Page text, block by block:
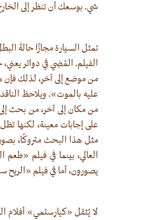
شي. بوسعك أن تنظر إلى
تمثل السيارة مجازًا حالةَ
الفيلم. المُضِي في دوائر يعني،
من موضع إلى آخر، لذلك فإن
عليه بالموت». ويلاحظ
من مكان إلى آخر، من بحث
على إجابات معينة، لكنها
مثل هذا البحث متروكًا،
العالي، بينما في فيلم
يصورون، أما في فيلم «الريح
لا يُثقل «كيارستمي» أفلام